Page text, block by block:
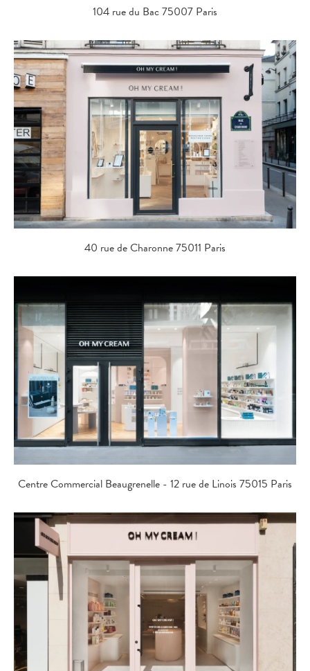
104 rue du Bac 75007 Paris
40 rue de Charonne 75011 Paris
Centre Commercial Beaugrenelle - 12 rue de Linois 75015 Paris